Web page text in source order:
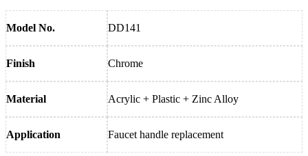
Model No. DD141
Finish Chrome
Material Acrylic + Plastic + Zinc Alloy
Application Faucet handle replacement